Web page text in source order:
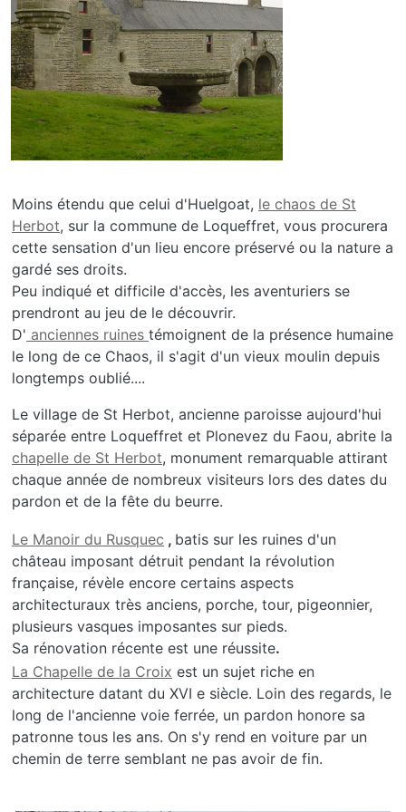
Moins étendu que celui d'Huelgoat, le chaos de St
Herbot, sur la commune de Loqueffret, vous procurera
cette sensation d'un lieu encore préservé ou la nature a
gardé ses droits.
Peu indiqué et difficile d'accès, les aventuriers se
prendront au jeu de le découvrir.
D' anciennes ruines témoignent de la présence humaine
le long de ce Chaos, il s'agit d'un vieux moulin depuis
longtemps oublié....
Le village de St Herbot, ancienne paroisse aujourd'hui
séparée entre Loqueffret et Plonevez du Faou, abrite la
chapelle de St Herbot, monument remarquable attirant
chaque année de nombreux visiteurs lors des dates du
pardon et de la fête du beurre.
Le Manoir du Rusquec , batis sur les ruines d'un
château imposant détruit pendant la révolution
française, révèle encore certains aspects
architecturaux très anciens, porche, tour, pigeonnier,
plusieurs vasques imposantes sur pieds.
Sa rénovation récente est une réussite.
La Chapelle de la Croix est un sujet riche en
architecture datant du XVI e siècle. Loin des regards, le
long de l'ancienne voie ferrée, un pardon honore sa
patronne tous les ans. On s'y rend en voiture par un
chemin de terre semblant ne pas avoir de fin.